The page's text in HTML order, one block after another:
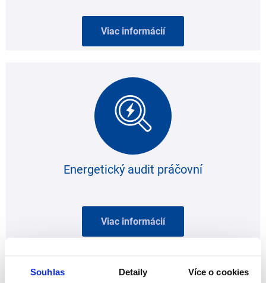
Souhlas Detaily Více o cookies
Viac informácií
Energetický audit práčovní
Viac informácií